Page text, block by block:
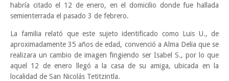
habría citado el 12 de enero, en el domicilio donde fue hallada
semienterrada el pasado 3 de febrero.
La familia relató que este sujeto identificado como Luis U., de
aproximadamente 35 años de edad, convenció a Alma Delia que se
realizara un cambio de imagen fingiendo ser Isabel S., por lo que
aquel 12 de enero llegó a la casa de su amiga, ubicada en la
localidad de San Nicolás Tetitzintla.